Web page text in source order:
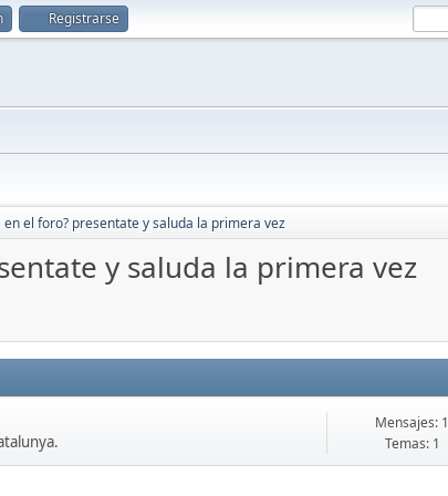
Registrarse
en el foro? presentate y saluda la primera vez
y saluda la primera vez
Mensajes: 1
Temas: 1